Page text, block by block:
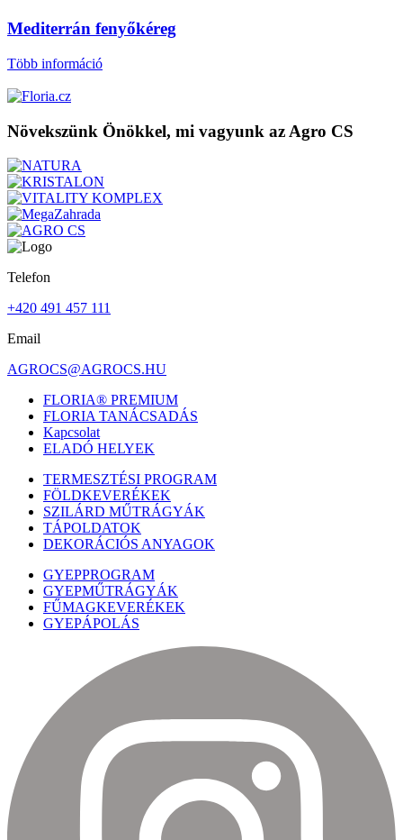
Mediterrán fenyőkéreg
Több információ
Növekszünk Önökkel, mi vagyunk az Agro CS
Telefon
+420 491 457 111
Email
AGROCS@AGROCS.HU
FLORIA® PREMIUM
FLORIA TANÁCSADÁS
Kapcsolat
ELADÓ HELYEK
TERMESZTÉSI PROGRAM
FÖLDKEVERÉKEK
SZILÁRD MŰTRÁGYÁK
TÁPOLDATOK
DEKORÁCIÓS ANYAGOK
GYEPPROGRAM
GYEPMŰTRÁGYÁK
FŰMAGKEVERÉKEK
GYEPÁPOLÁS